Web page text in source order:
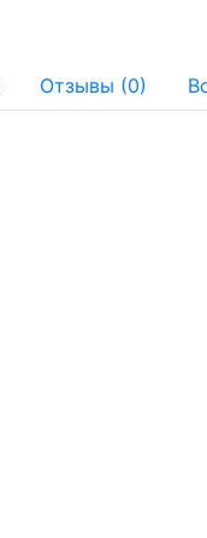
Отзывы (0)